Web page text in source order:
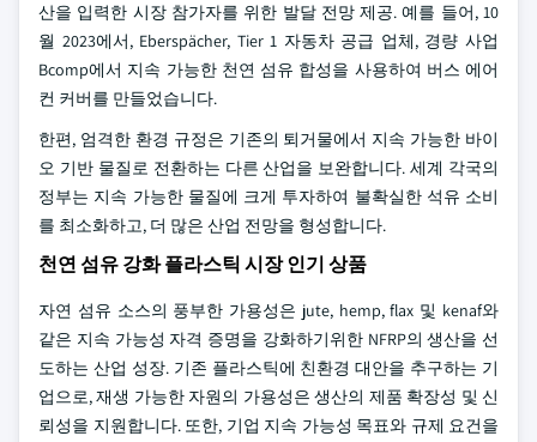
산을 입력한 시장 참가자를 위한 발달 전망 제공. 예를 들어, 10
월 2023에서, Eberspächer, Tier 1 자동차 공급 업체, 경량 사업
Bcomp에서 지속 가능한 천연 섬유 합성을 사용하여 버스 에어
컨 커버를 만들었습니다.
한편, 엄격한 환경 규정은 기존의 퇴거물에서 지속 가능한 바이
오 기반 물질로 전환하는 다른 산업을 보완합니다. 세계 각국의
정부는 지속 가능한 물질에 크게 투자하여 불확실한 석유 소비
를 최소화하고, 더 많은 산업 전망을 형성합니다.
천연 섬유 강화 플라스틱 시장 인기 상품
자연 섬유 소스의 풍부한 가용성은 jute, hemp, flax 및 kenaf와
같은 지속 가능성 자격 증명을 강화하기위한 NFRP의 생산을 선
도하는 산업 성장. 기존 플라스틱에 친환경 대안을 추구하는 기
업으로, 재생 가능한 자원의 가용성은 생산의 제품 확장성 및 신
뢰성을 지원합니다. 또한, 기업 지속 가능성 목표와 규제 요건을